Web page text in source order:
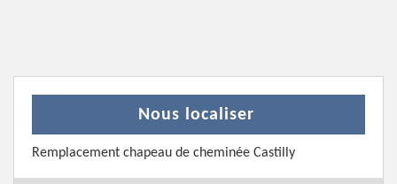
Nous localiser
Remplacement chapeau de cheminée Castilly